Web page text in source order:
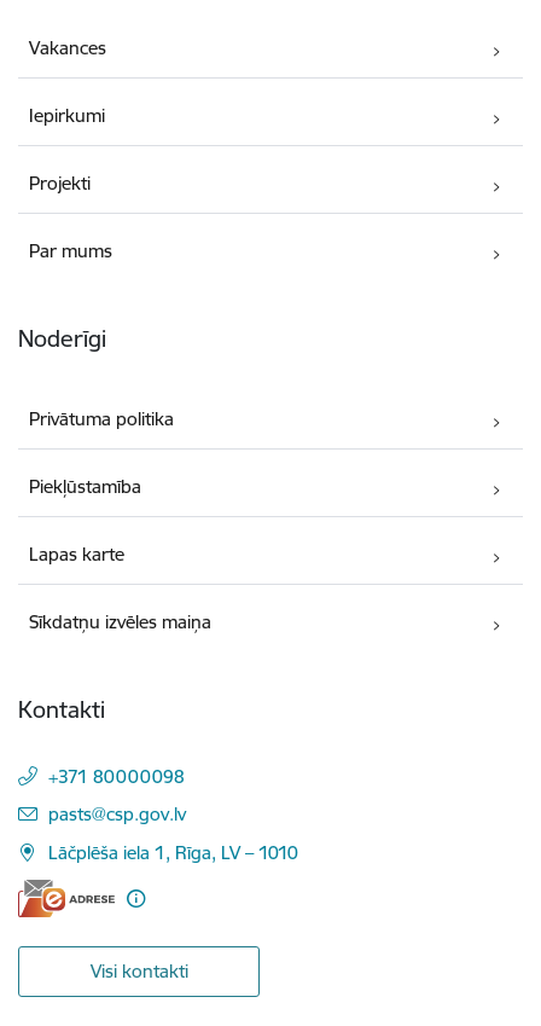
Vakances
Iepirkumi
Projekti
Par mums
Noderīgi
Privātuma politika
Piekļūstamība
Lapas karte
Sīkdatņu izvēles maiņa
Kontakti
+371 80000098
E-pasts:
pasts@csp.gov.lv
Lāčplēša iela 1, Rīga, LV – 1010
Visi kontakti